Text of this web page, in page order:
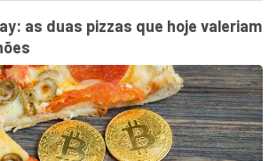
as duas pizzas que hoje valeriam